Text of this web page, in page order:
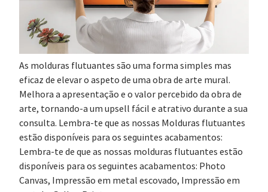
As molduras flutuantes são uma forma simples mas
eficaz de elevar o aspeto de uma obra de arte mural.
Melhora a apresentação e o valor percebido da obra de
arte, tornando-a um upsell fácil e atrativo durante a sua
consulta. Lembra-te que as nossas Molduras flutuantes
estão disponíveis para os seguintes acabamentos:
Lembra-te de que as nossas molduras flutuantes estão
disponíveis para os seguintes acabamentos: Photo
Canvas, Impressão em metal escovado, Impressão em